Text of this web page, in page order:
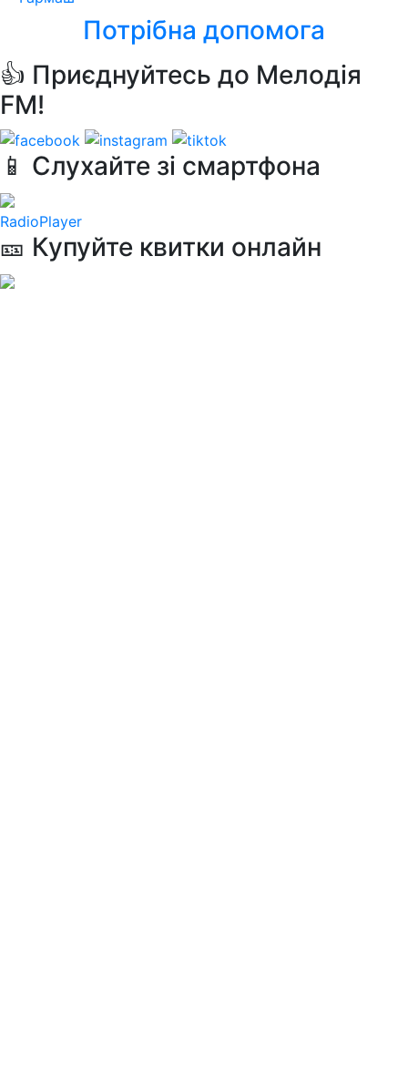
Потрібна допомога
👍 Приєднуйтесь до Мелодія
FM!
📱 Слухайте зі смартфона
RadioPlayer
🎫 Купуйте квитки онлайн